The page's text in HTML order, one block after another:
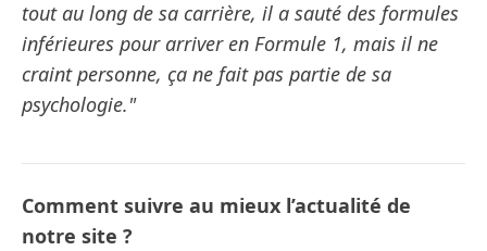
tout au long de sa carrière, il a sauté des formules
inférieures pour arriver en Formule 1, mais il ne
craint personne, ça ne fait pas partie de sa
psychologie."
Comment suivre au mieux l’actualité de
notre site ?